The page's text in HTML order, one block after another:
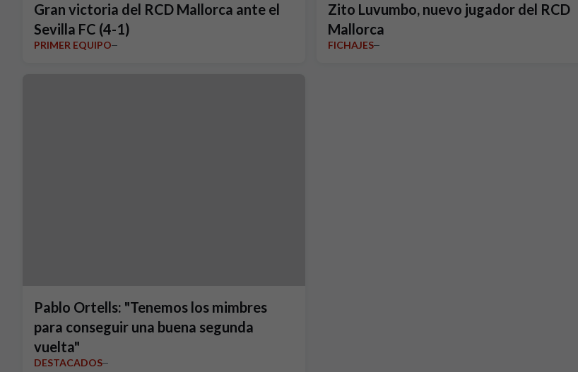
Gran victoria del RCD Mallorca ante el
Sevilla FC (4-1)
PRIMER EQUIPO
Zito Luvumbo, nuevo jugador del RCD
Mallorca
FICHAJES
Pablo Ortells: "Tenemos los mimbres
para conseguir una buena segunda
vuelta"
DESTACADOS